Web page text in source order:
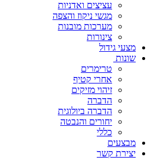
עציצים ואדניות
מגשי ניקוז והצפה
מערכות מובנות
צינורות
מצעי גידול
שונות
טרימרים
אחרי קטיף
זיהוי מזיקים
הדברה
הדברה ביולוגית
יחורים והנבטה
כללי
מבצעים
יצירת קשר